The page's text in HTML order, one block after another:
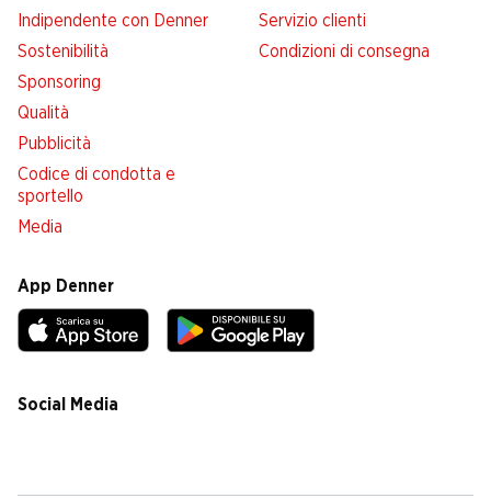
Indipendente con Denner
Sostenibilità
Sponsoring
Qualità
Pubblicità
Codice di condotta e
sportello
Media
Servizio clienti
Condizioni di consegna
App Denner
Social Media